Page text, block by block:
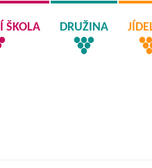
ŠKOLA DRUŽINA